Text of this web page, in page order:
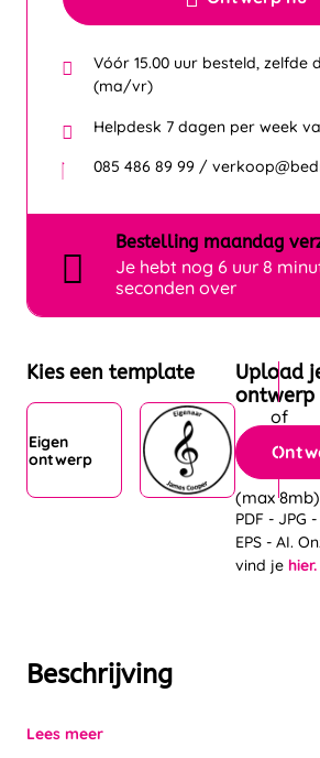
Beschrijving
Lees meer
Vóór 15.00 uur besteld, zelfde
(ma/vr)
Helpdesk 7 dagen per week
085 486 89 99 /
Bestelling maandag
Je hebt nog 6 uur 8
seconden over
Kies een template
Eigen
ontwerp
Upload
ontwerp
(max 8mb)
PDF - JPG
EPS - AI.
vind je hier.